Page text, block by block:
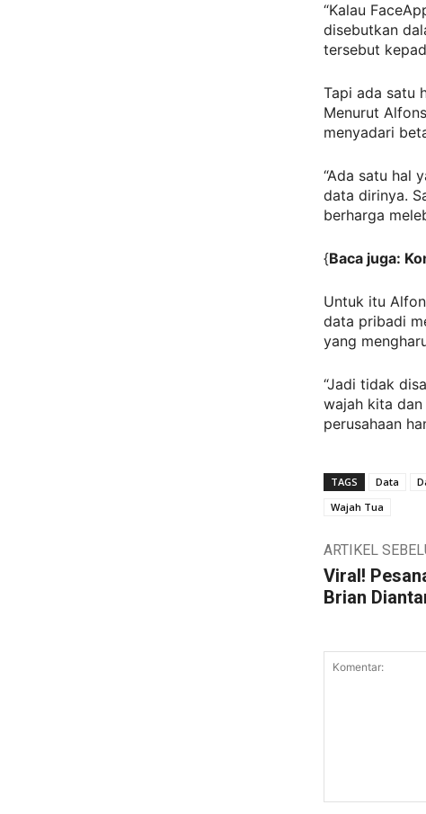
“Kalau
disebutkan
tersebut
Tapi ada satu
Menurut
menyadari
“Ada satu hal
data dirinya.
berharga
{Baca juga:
Untuk itu
data pribadi
yang
“Jadi tidak
wajah kita
perusahaan
TAGS Data
Wajah Tua
ARTIKEL
Viral!
Brian